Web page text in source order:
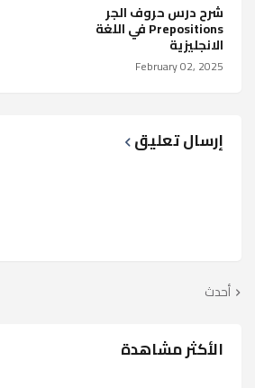
شرح درس حروف الجر
Prepositions في اللغة
الانجليزية
February 02, 2025
إرسال تعليق
أحدث
الأكثر مشاهدة